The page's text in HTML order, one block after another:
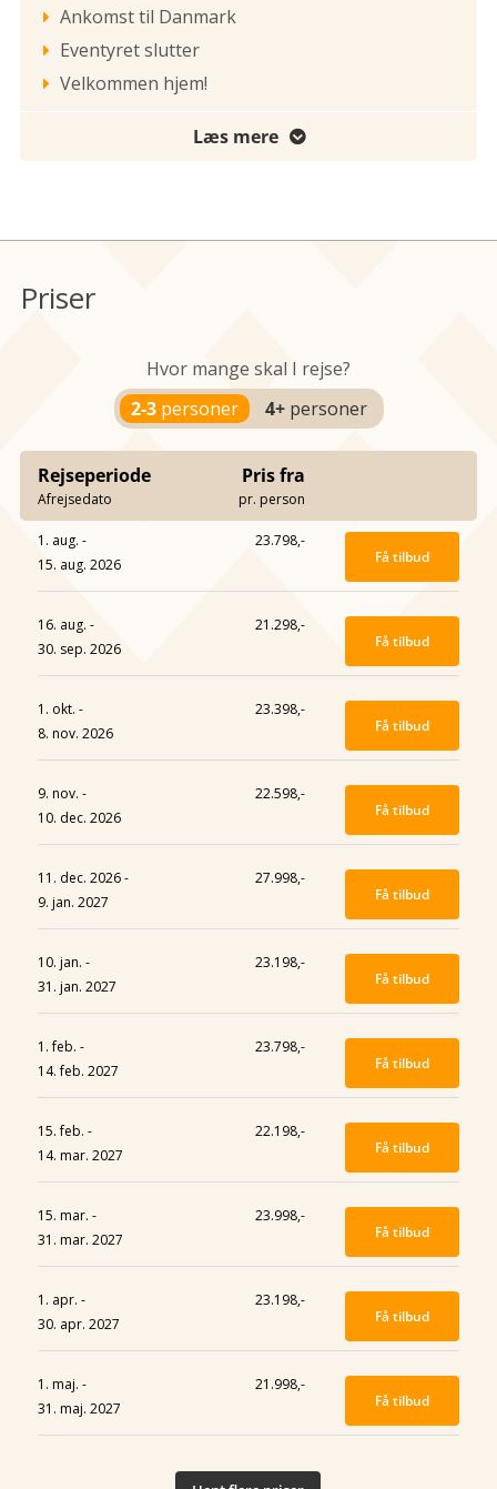
 Ankomst til Danmark
 Eventyret slutter
 Velkommen hjem!
Læs mere 
Priser
Hvor mange skal I rejse?
2-3personer 4+personer
Rejseperiode
Afrejsedato
Pris fra
pr. person
1. aug. -
15. aug. 2026
23.798,-
Få tilbud
16. aug. -
30. sep. 2026
21.298,-
Få tilbud
1. okt. -
8. nov. 2026
23.398,-
Få tilbud
9. nov. -
10. dec. 2026
22.598,-
Få tilbud
11. dec. 2026 -
9. jan. 2027
27.998,-
Få tilbud
10. jan. -
31. jan. 2027
23.198,-
Få tilbud
1. feb. -
14. feb. 2027
23.798,-
Få tilbud
15. feb. -
14. mar. 2027
22.198,-
Få tilbud
15. mar. -
31. mar. 2027
23.998,-
Få tilbud
1. apr. -
30. apr. 2027
23.198,-
Få tilbud
1. maj. -
31. maj. 2027
21.998,-
Få tilbud